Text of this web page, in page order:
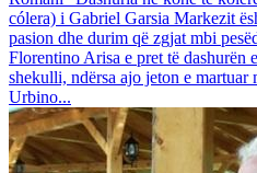
cólera) i Gabriel Garsia Markezit
pasion dhe durim që zgjat mbi
Florentino Arisa e pret të dashurën
shekulli, ndërsa ajo jeton e martuar
Urbino...